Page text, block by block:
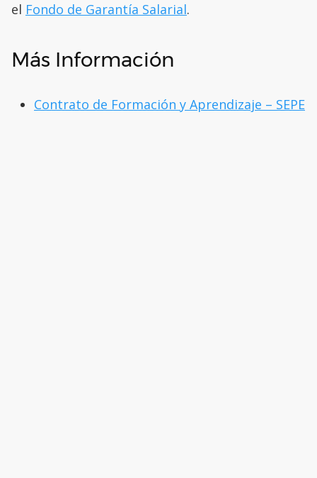
el Fondo de Garantía Salarial.
Más Información
Contrato de Formación y Aprendizaje – SEPE